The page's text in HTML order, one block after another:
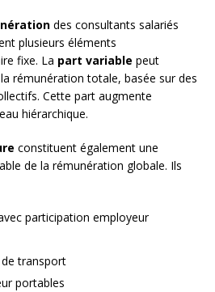
des consultants salariés
plusieurs éléments
fixe. La part variable peut
rémunération totale, basée sur des
Cette part augmente
hiérarchique.
constituent également une
de la rémunération globale. Ils
participation employeur
transport
portables